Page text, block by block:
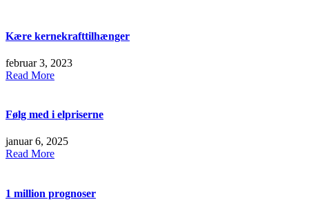
Kære kernekrafttilhænger
februar 3, 2023
Read More
Følg med i elpriserne
januar 6, 2025
Read More
1 million prognoser